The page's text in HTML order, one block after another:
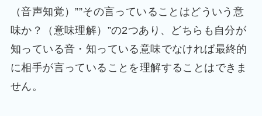
（音声知覚）””その言っていることはどういう意
味か？（意味理解）”の2つあり、どちらも自分が
知っている音・知っている意味でなければ最終的
に相手が言っていることを理解することはできま
せん。